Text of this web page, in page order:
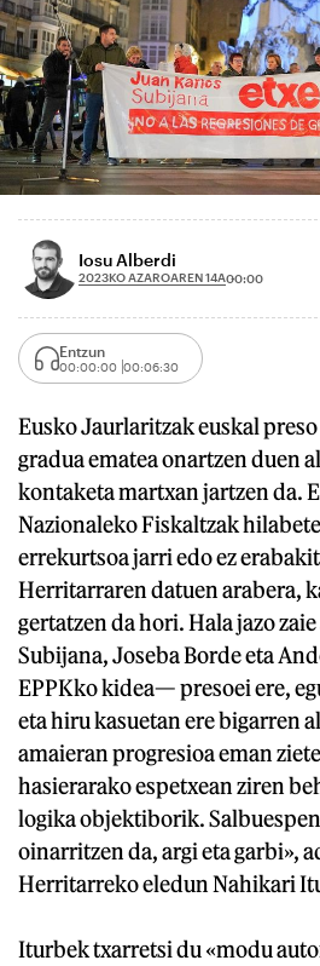
Iosu Alberdi
2023KO AZAROAREN 14A00:00
Entzun
00:00:00 00:06:30
Eusko Jaurlaritzak euskal
gradua ematea onartzen duen
kontaketa martxan jartzen da.
Nazionaleko Fiskaltzak
errekurtsoa jarri edo ez
Herritarraren datuen arabera,
gertatzen da hori. Hala jazo
Subijana, Joseba Borde eta
EPPKko kidea— presoei ere,
eta hiru kasuetan ere bigarren
amaieran progresioa eman
hasierarako espetxean ziren
logika objektiborik.
oinarritzen da, argi eta garbi»,
Herritarreko eledun Nahikari
Iturbek txarretsi du «modu